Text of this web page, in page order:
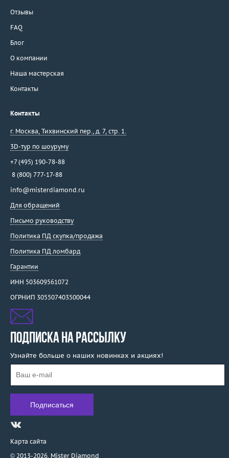
Syntya Gioielli
Ti Amo
Toni Gard
Torrini
Tous
Unoaerre
Utopia
Valentin Yudashkin
Van Cleef & Arpels
Van Der Bauwede
Vaschieri
Venini
Venyx
Versace
Vignand Joailliers
Viktor Mayer
WCJ
Wellendorff
Wempe
Yana
Yanush Gioielli
Отзывы
FAQ
Блог
О компании
Наша мастерская
Контакты
Контакты
г. Москва Тихвинский пер., д. 7, стр. 1.
3D-тур по шоуруму
+7 (495) 190-78-88
8 (800) 777-17-88
info@misterdiamond.ru
Для обращений
Письмо руководству
Политика ПД скупка/продажа
Политика ПД ломбард
Гарантии
ИНН 503609561072
ОГРНИП 305507403500044
ПОДПИСКА НА РАССЫЛКУ
Узнайте больше о наших новинках и акциях!
Карта сайта
© 2013-2026, Mister Diamond